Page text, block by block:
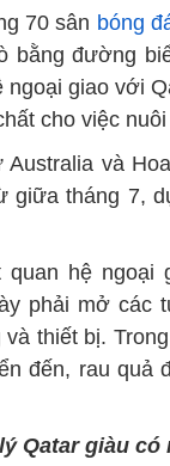
70 sân bóng
bằng đường
giao với
cho việc
và
giữa tháng 7,
hệ ngoại
phải mở các
thiết bị.
đến, rau quả
Qatar giàu